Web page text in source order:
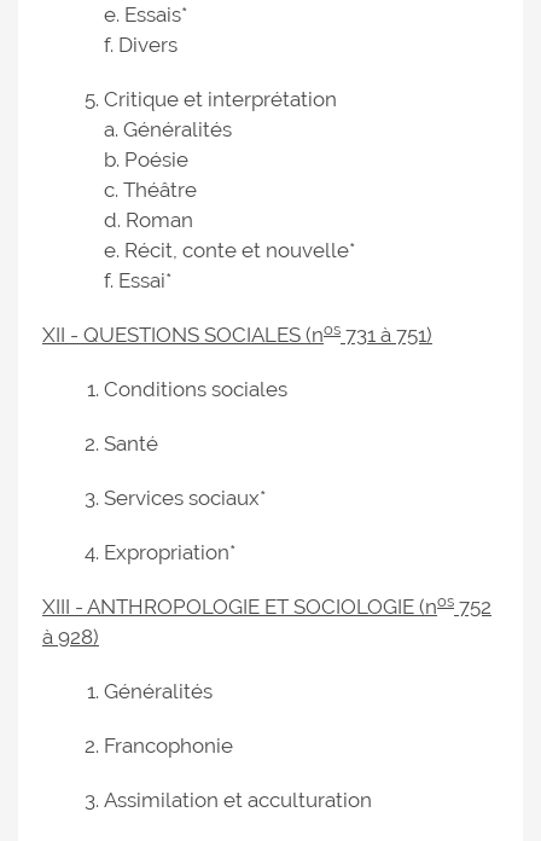
e. Essais*
f. Divers
Critique et interprétation
a. Généralités
b. Poésie
c. Théâtre
d. Roman
e. Récit, conte et nouvelle*
f. Essai*
XII - QUESTIONS SOCIALES (nos 731 à 751)
Conditions sociales
Santé
Services sociaux*
Expropriation*
XIII - ANTHROPOLOGIE ET SOCIOLOGIE (nos 752
à 928)
Généralités
Francophonie
Assimilation et acculturation